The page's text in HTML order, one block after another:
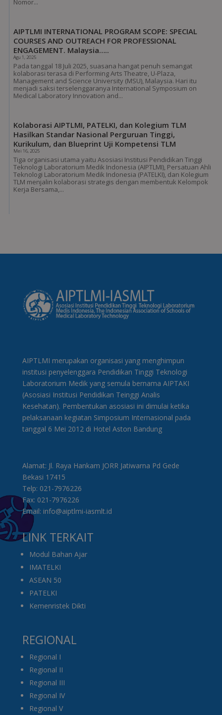
Nomor...
AIPTLMI INTERNATIONAL PROGRAM SCOPE: SPECIAL
COURSES AND OUTREACH FOR PROFESSIONAL
ENGAGEMENT. Malaysia…..
Agu 1, 2025
Pada tanggal 18 Juli 2025, suasana hangat penuh semangat
kolaborasi terasa di Performing Arts Theatre, U-Plaza,
Management and Science University (MSU), Malaysia. Hari itu
menjadi saksi terselenggaranya International Symposium on
Medical Laboratory Innovation and...
Kolaborasi AIPTLMI, PATELKI, dan Kolegium TLM
Hasilkan Standar Nasional Perguruan Tinggi,
Kurikulum, dan Blueprint Uji Kompetensi TLM
Mei 16, 2025
Tiga organisasi utama yaitu Asosiasi Institusi Pendidikan Tinggi
Teknologi Laboratorium Medik Indonesia (AIPTLMI), Persatuan Ahli
Teknologi Laboratorium Medik Indonesia (PATELKI), dan Kolegium
TLM menjalin kolaborasi strategis dengan membentuk Kelompok
Kerja Bersama,...
AIPTLMI merupakan organisasi yang menghimpun
institusi penyelenggara Pendidikan Tinggi Teknologi
Laboratorium Medik yang semula bernama AIPTAKI
(Asosiasi Institusi Pendidikan Teinggi Analis
Kesehatan). Pembentukan asosiasi ini dimulai ketika
pelaksanaan kegiatan Simposium Internasional pada
tanggal 6 Mei 2012 di Hotel Aston Bandung
Alamat: Jl. Raya Hankam JORR Jatiwarna Pd Gede
Bekasi 17415
Telp: 021-7976226
Fax: 021-7976226
Email: info@aiptlmi-iasmlt.id
LINK TERKAIT
Modul Bahan Ajar
IMATELKI
ASEAN 50
PATELKI
Kemenristek Dikti
REGIONAL
Regional I
Regional II
Regional III
Regional IV
Regional V